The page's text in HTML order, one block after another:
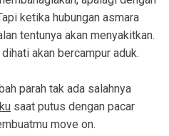
ketika hubungan asmara
tentunya akan menyakitkan.
akan bercampur aduk.
parah tak ada salahnya
saat putus dengan pacar
move on.